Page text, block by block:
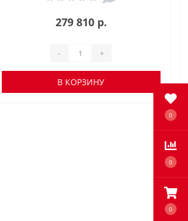
0
0
0
279 810 р.
- +
В КОРЗИНУ